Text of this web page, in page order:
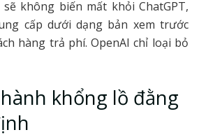
không biến mất khỏi ChatGPT,
cấp dưới dạng bản xem trước
hàng trả phí. OpenAI chỉ loại bỏ
khổng lồ đằng